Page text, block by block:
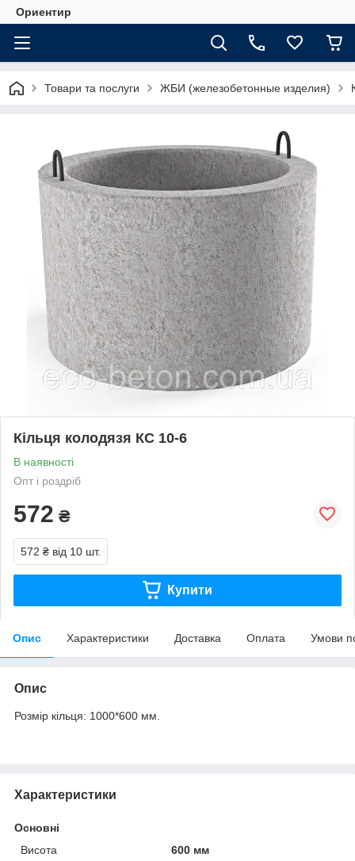
Ориентир
Товари та послуги ЖБИ (железобетонные изделия)
Кільця колодязя КС 10-6
В наявності
Опт і роздріб
572 ₴
572 ₴ від 10 шт.
Купити
Опис Характеристики Доставка Оплата Умови
Опис
Розмір кільця: 1000*600 мм.
Характеристики
Основні
Висота
600 мм